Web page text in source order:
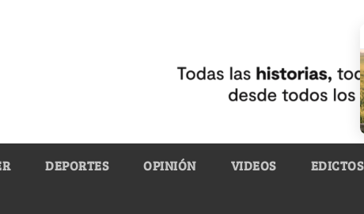
DEPORTES OPINIÓN VIDEOS EDICTOS